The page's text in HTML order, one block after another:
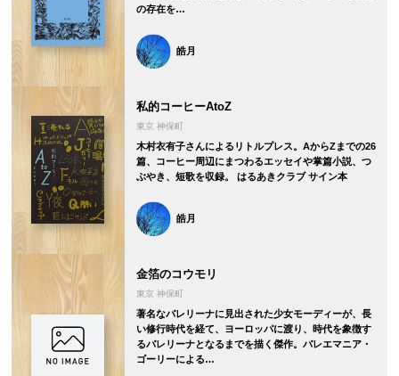
の存在を…
皓月
私的コーヒーAtoZ
東京 神保町
木村衣有子さんによるリトルプレス。AからZまでの26
篇、コーヒー周辺にまつわるエッセイや掌篇小説、つ
ぶやき、短歌を収録。 はるあきクラブ サイン本
皓月
金箔のコウモリ
東京 神保町
著名なバレリーナに見出された少女モーディーが、長
い修行時代を経て、ヨーロッパに渡り、時代を象徴す
るバレリーナとなるまでを描く傑作。バレエマニア・
ゴーリーによる…